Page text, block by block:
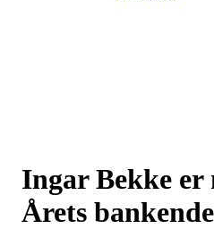
Ingar Bekke
Årets